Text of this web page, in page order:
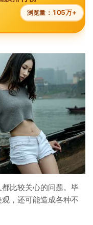
浏览量： 105万+
比较关心的问题。毕
，还可能造成各种不